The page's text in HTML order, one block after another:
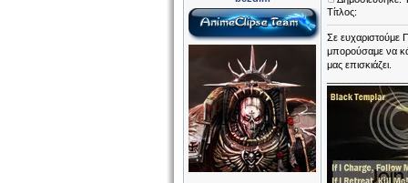
Τίτλος:
Σε ευχαριστούμε
μπορούσαμε να
μας επισκιάζει.